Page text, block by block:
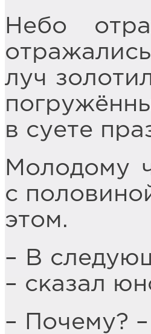
Небо
луч
в суете
Молодому
с
этом.
– В
– сказал
– Почему?